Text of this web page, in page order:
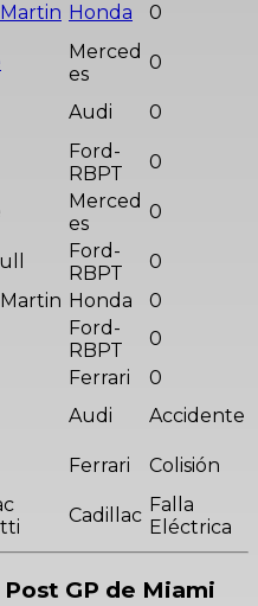
Honda 0
Merced
es
0
Audi 0
Ford-
RBPT
0
Merced
es
0
Ford-
RBPT
0
Honda
0
Ford-
RBPT
0
Ferrari
0
Audi
Accidente
Ferrari
Colisión
Cadillac Falla
Eléctrica
GP de Miami